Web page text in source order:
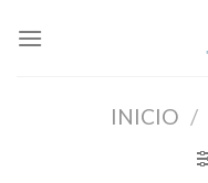
INICIO /